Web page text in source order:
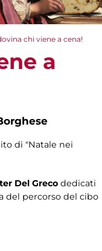
chi viene a cena!
a
di "Natale nei
Del Greco dedicati
del percorso del cibo